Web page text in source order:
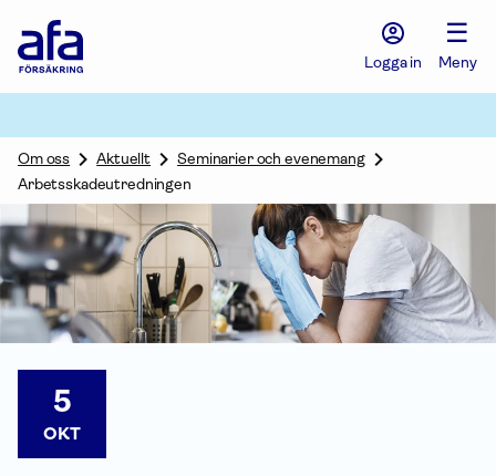
Försäkring
Logga in
☰
Meny
Om oss Aktuellt
Seminarier och evenemang
Arbetsskadeutredningen
5
OKT